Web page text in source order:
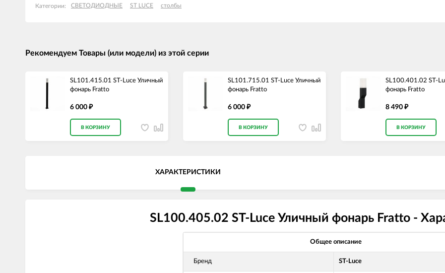
Категории: СВЕТОДИОДНЫЕ ST LUCE столбы
Рекомендуем Товары (или модели) из этой серии
SL101.415.01 ST-Luce Уличный
фонарь Fratto
6 000 ₽
В КОРЗИНУ
SL101.715.01 ST-Luce Уличный
фонарь Fratto
6 000 ₽
В КОРЗИНУ
SL100.401.02 ST-
фонарь Fratto
8 490 ₽
В КОРЗИНУ
ХАРАКТЕРИСТИКИ
SL100.405.02 ST-Luce Уличный фонарь Fratto -
Общее описание
Бренд ST-Luce